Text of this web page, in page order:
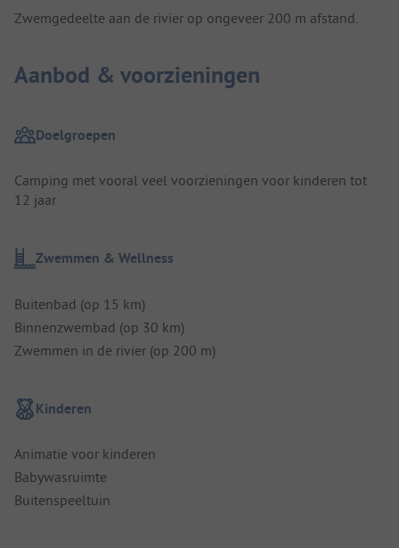
Zwemgedeelte aan de rivier op ongeveer 200 m afstand.
Aanbod & voorzieningen
Doelgroepen
Camping met vooral veel voorzieningen voor kinderen tot
12 jaar
Zwemmen & Wellness
Buitenbad (op 15 km)
Binnenzwembad (op 30 km)
Zwemmen in de rivier (op 200 m)
Kinderen
Animatie voor kinderen
Babywasruimte
Buitenspeeltuin